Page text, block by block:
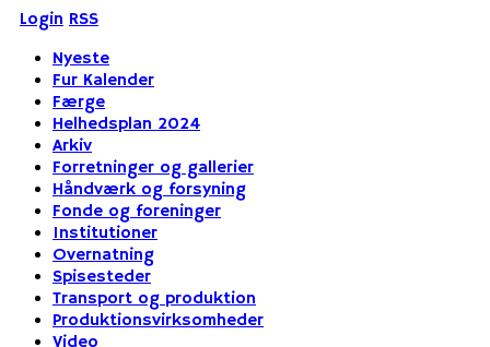
Login RSS
Nyeste
Fur Kalender
Færge
Helhedsplan 2024
Arkiv
Forretninger og gallerier
Håndværk og forsyning
Fonde og foreninger
Institutioner
Overnatning
Spisesteder
Transport og produktion
Produktionsvirksomheder
Video